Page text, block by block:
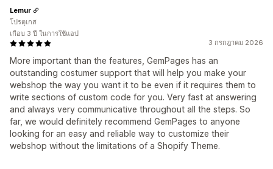
3 กรกฎาคม 2026
More important than the features, GemPages has an
outstanding costumer support that will help you make your
webshop the way you want it to be even if it requires them to
write sections of custom code for you. Very fast at answering
and always very communicative throughout all the steps. So
far, we would definitely recommend GemPages to anyone
looking for an easy and reliable way to customize their
webshop without the limitations of a Shopify Theme.
Lemur
โปรตุเกส
เกือบ 3 ปี ในการใช้แอป